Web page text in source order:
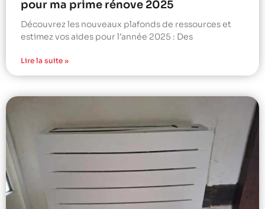
pour ma prime rénove 2025
Découvrez les nouveaux plafonds de ressources et
estimez vos aides pour l’année 2025 : Des
Lire la suite »